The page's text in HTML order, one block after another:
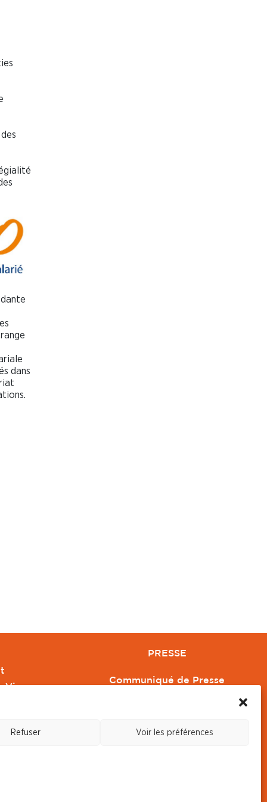
Refuser Voir les préférences
dans
Vivre
PRESSE
Communiqué de Presse